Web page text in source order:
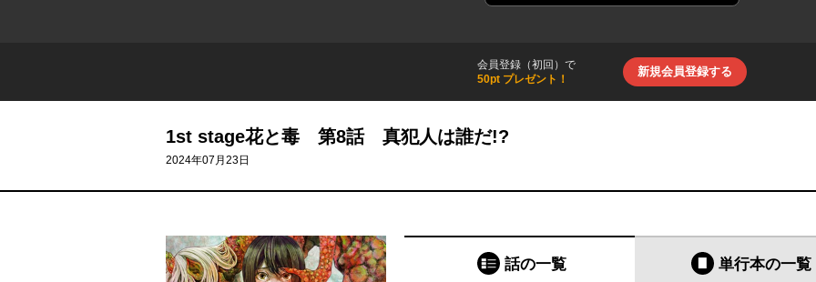
会員登録（初回）で
50pt プレゼント！
新規会員登録する
1st stage花と毒 第8話 真犯人は誰だ!?
2024年07月23日
話の一覧 単行本の一覧